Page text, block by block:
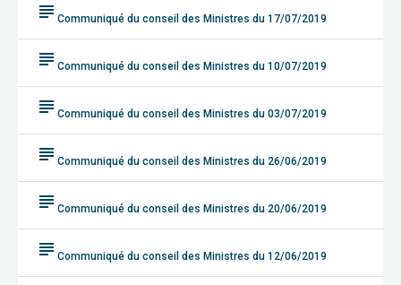
subject Communiqué du conseil des Ministres du 17/07/2019
subject Communiqué du conseil des Ministres du 10/07/2019
subject Communiqué du conseil des Ministres du 03/07/2019
subject Communiqué du conseil des Ministres du 26/06/2019
subject Communiqué du conseil des Ministres du 20/06/2019
subject Communiqué du conseil des Ministres du 12/06/2019